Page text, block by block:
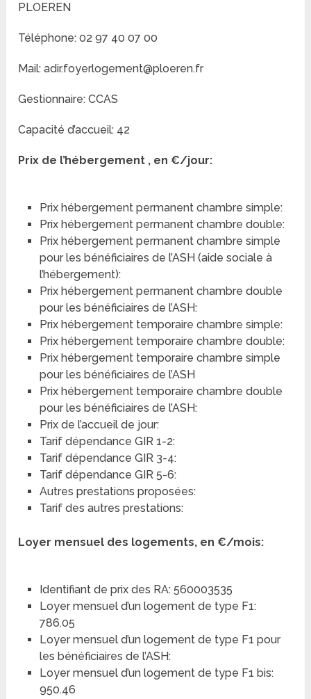
PLOEREN
Téléphone: 02 97 40 07 00
Mail: adir.foyerlogement@ploeren.fr
Gestionnaire: CCAS
Capacité d’accueil: 42
Prix de l’hébergement , en €/jour:
Prix hébergement permanent chambre simple:
Prix hébergement permanent chambre double:
Prix hébergement permanent chambre simple
pour les bénéficiaires de l’ASH (aide sociale à
l’hébergement):
Prix hébergement permanent chambre double
pour les bénéficiaires de l’ASH:
Prix hébergement temporaire chambre simple:
Prix hébergement temporaire chambre double:
Prix hébergement temporaire chambre simple
pour les bénéficiaires de l’ASH
Prix hébergement temporaire chambre double
pour les bénéficiaires de l’ASH:
Prix de l’accueil de jour:
Tarif dépendance GIR 1-2:
Tarif dépendance GIR 3-4:
Tarif dépendance GIR 5-6:
Autres prestations proposées:
Tarif des autres prestations:
Loyer mensuel des logements, en €/mois:
Identifiant de prix des RA: 560003535
Loyer mensuel d’un logement de type F1:
786.05
Loyer mensuel d’un logement de type F1 pour
les bénéficiaires de l’ASH:
Loyer mensuel d’un logement de type F1 bis:
950.46